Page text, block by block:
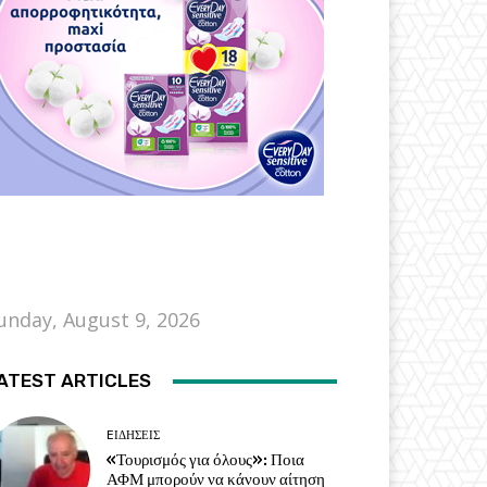
August 9, 2026
ARTICLES
EΙΔΗΣΕΙΣ
«Τουρισμός για όλους»: Ποια
ΑΦΜ μπορούν να κάνουν αίτηση